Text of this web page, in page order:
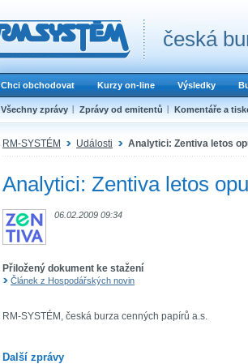
česká
Chci obchodovat Kurzy on-line Výsledky
Všechny zprávy Zprávy od emitentů Komentáře a
RM-SYSTÉM Události Analytici: Zentiva letos
Analytici: Zentiva letos
06.02.2009 09:34
Přiložený dokument ke stažení
Článek z Hospodářských novin
RM-SYSTÉM, česká burza cenných papírů a.s.
Další zprávy